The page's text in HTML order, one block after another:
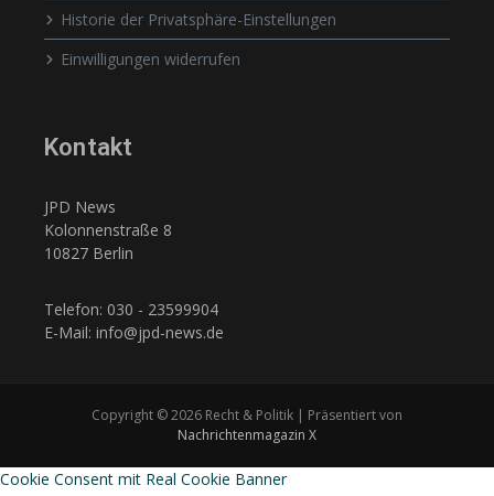
Historie der Privatsphäre-Einstellungen
Einwilligungen widerrufen
Kontakt
JPD News
Kolonnenstraße 8
10827 Berlin
Telefon: 030 - 23599904
E-Mail: info@jpd-news.de
Copyright © 2026 Recht & Politik | Präsentiert von
Nachrichtenmagazin X
Cookie Consent mit Real Cookie Banner